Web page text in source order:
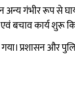
अन्य गंभीर रूप से
बचाव कार्य शुरू
प्रशासन और